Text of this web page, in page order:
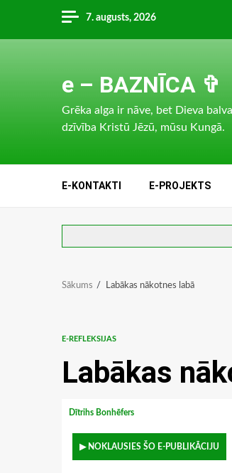
content
7. augusts, 2026
e – BAZNĪCA ✞
Grēka alga ir nāve, bet Dieva
dzīvība Kristū Jēzū, mūsu Kungā.
E-KONTAKTI E-PROJEKTS
Sākums Labākas nākotnes labā
E-REFLEKSIJAS
Labākas
Dītrihs Bonhēfers
▶ NOKLAUSIES ŠO E-PUBLIKĀCIJU